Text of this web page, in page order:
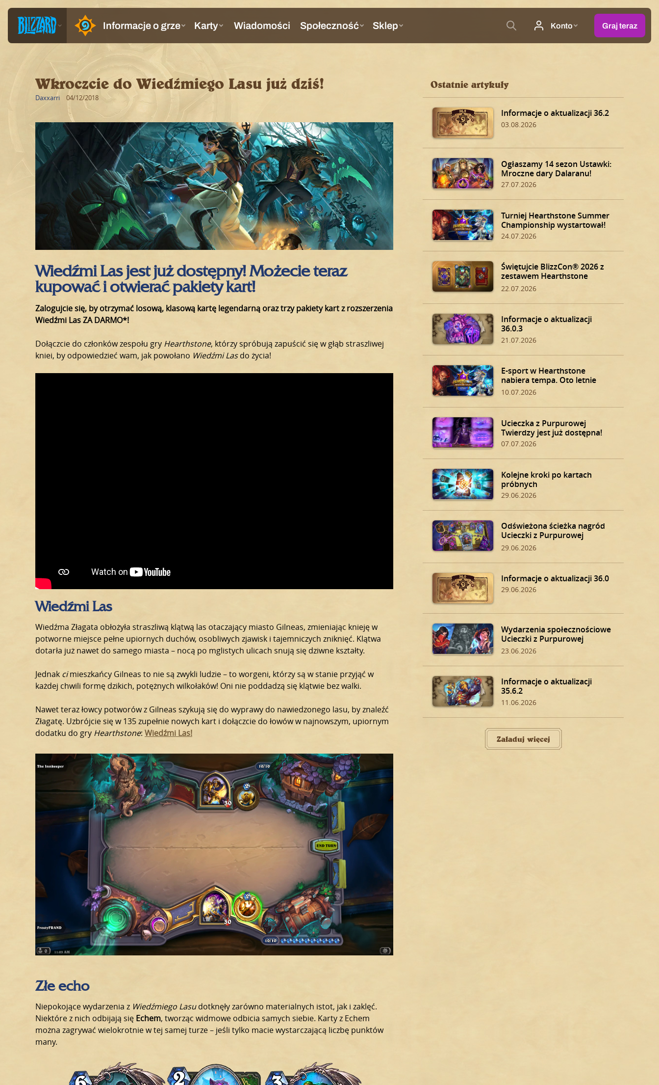
Wkroczcie do Wiedźmiego Lasu już dziś!
Daxxarri 04/12/2018
Wiedźmi Las jest już dostępny! Możecie teraz
kupować i otwierać pakiety kart!
Zalogujcie się, by otrzymać losową, klasową kartę legendarną oraz trzy pakiety kart z rozszerzenia
Wiedźmi Las ZA DARMO*!
Dołączcie do członków zespołu gry Hearthstone, którzy spróbują zapuścić się w głąb straszliwej
kniei, by odpowiedzieć wam, jak powołano Wiedźmi Lasdo życia!
Wiedźmi Las
Wiedźma Złagata obłożyła straszliwą klątwą las otaczający miasto Gilneas, zmieniając knieję w
potworne miejsce pełne upiornych duchów, osobliwych zjawisk i tajemniczych zniknięć. Klątwa
dotarła już nawet do samego miasta – nocą po mglistych ulicach snują się dziwne kształty.
Jednak cimieszkańcy Gilneas to nie są zwykli ludzie – to worgeni, którzy są w stanie przyjąć w
każdej chwili formę dzikich, potężnych wilkołaków! Oni nie poddadzą się klątwie bez walki.
Nawet teraz łowcy potworów z Gilneas szykują się do wyprawy do nawiedzonego lasu, by znaleźć
Złagatę. Uzbrójcie się w 135 zupełnie nowych kart i dołączcie do łowów w najnowszym, upiornym
dodatku do gry Hearthstone: Wiedźmi Las!
Złe echo
Niepokojące wydarzenia z Wiedźmiego Lasudotknęły zarówno materialnych istot, jak i zaklęć.
Niektóre z nich odbijają się Echem, tworząc widmowe odbicia samych siebie. Karty z Echem
można zagrywać wielokrotnie w tej samej turze – jeśli tylko macie wystarczającą liczbę punktów
many.
Ostatnie artykuły
Informacje o aktualizacji 36.2
03.08.2026
Ogłaszamy 14 sezon Ustawki:
Mroczne dary Dalaranu!
27.07.2026
Turniej Hearthstone Summer
Championship wystartował!
24.07.2026
Świętujcie BlizzCon® 2026 z
zestawem Hearthstone
BlizzCon!
22.07.2026
Informacje o aktualizacji
36.0.3
21.07.2026
E-sport w Hearthstone
nabiera tempa. Oto letnie
play-offy!
10.07.2026
Ucieczka z Purpurowej
Twierdzy jest już dostępna!
07.07.2026
Kolejne kroki po kartach
próbnych
29.06.2026
Odświeżona ścieżka nagród
Ucieczki z Purpurowej
Twierdzy
29.06.2026
Informacje o aktualizacji 36.0
29.06.2026
Wydarzenia społecznościowe
Ucieczki z Purpurowej
Twierdzy
23.06.2026
Informacje o aktualizacji
35.6.2
11.06.2026
Załaduj więcej